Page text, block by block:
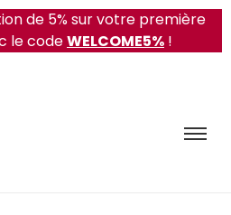
de 5% sur votre première
le codeWELCOME5% !